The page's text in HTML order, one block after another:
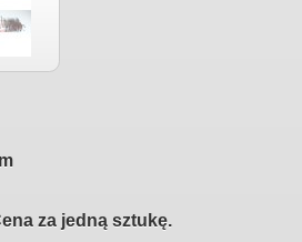
za jedną sztukę.